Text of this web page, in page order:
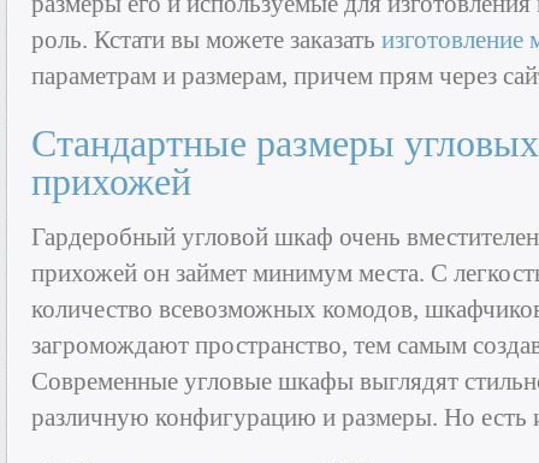
роль. Кстати вы можете заказать изготовление
параметрам и размерам, причем прям через
Стандартные размеры
прихожей
Гардеробный угловой шкаф очень
прихожей он займет минимум места. С
количество всевозможных комодов,
загромождают пространство, тем самым
Современные угловые шкафы выглядят
различную конфигурацию и размеры. Но есть